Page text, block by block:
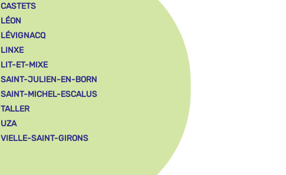
CASTETS
LÉON
LÉVIGNACQ
LINXE
LIT-ET-MIXE
SAINT-JULIEN-EN-BORN
SAINT-MICHEL-ESCALUS
TALLER
UZA
VIELLE-SAINT-GIRONS